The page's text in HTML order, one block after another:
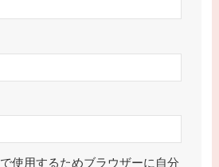
使用するためブラウザーに自分